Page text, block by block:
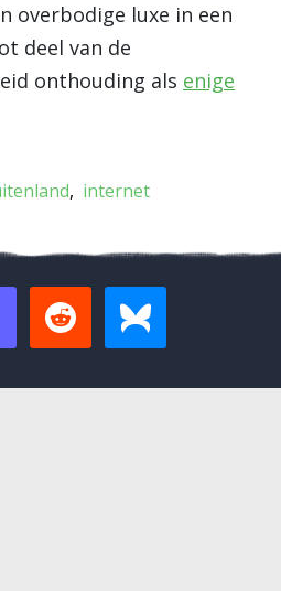
overbodige luxe in een
deel van de
onthouding als enige
internet